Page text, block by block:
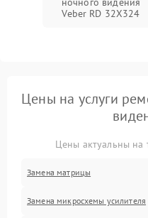
Veber RD 32X324
Цены на услуги
Цены актуальны на
Замена матрицы
Замена микросхемы усилителя